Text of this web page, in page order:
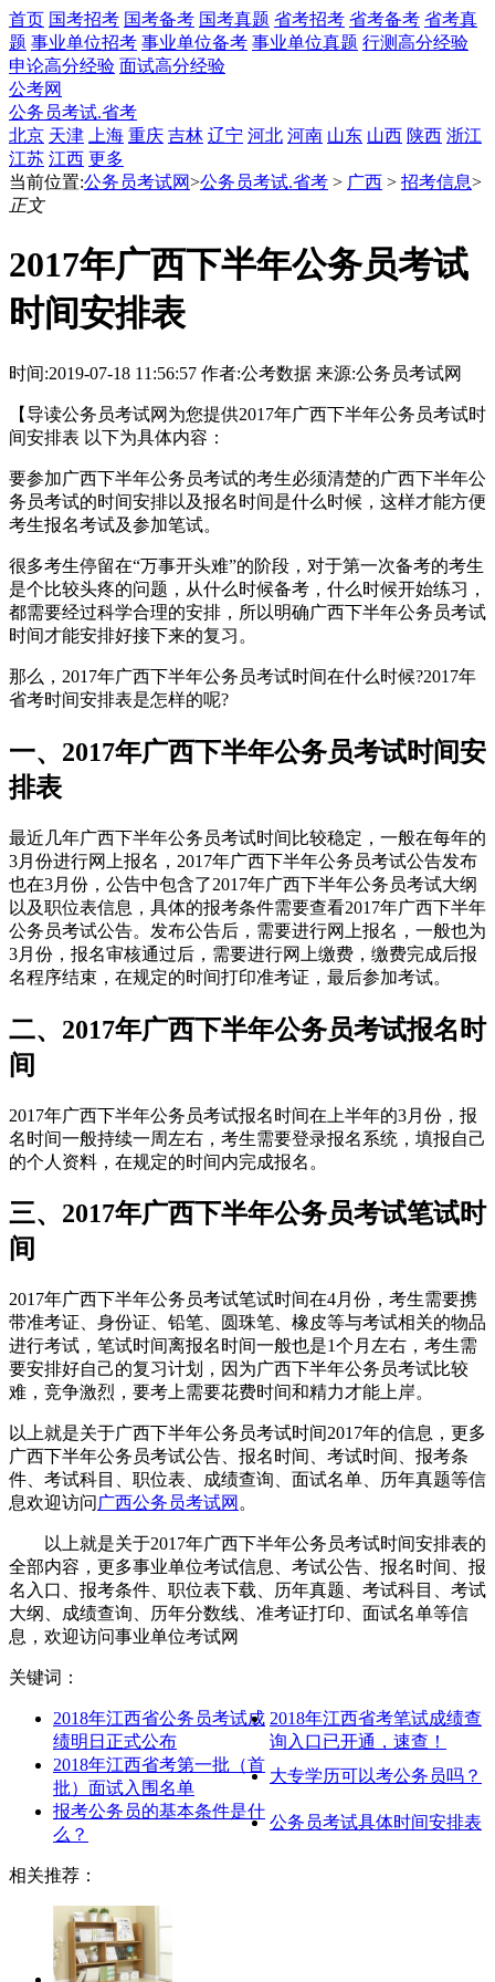
首页 国考招考 国考备考 国考真题 省考招考 省考备考 省考真
题 事业单位招考 事业单位备考 事业单位真题 行测高分经验
申论高分经验 面试高分经验
公考网
公务员考试.省考
北京 天津 上海 重庆 吉林 辽宁 河北 河南 山东 山西 陕西 浙江
江苏 江西 更多
当前位置:公务员考试网>公务员考试.省考 > 广西 > 招考信息>
正文
2017年广西下半年公务员考试
时间安排表
时间:2019-07-18 11:56:57 作者:公考数据 来源:公务员考试网
【导读公务员考试网为您提供2017年广西下半年公务员考试时
间安排表 以下为具体内容：
要参加广西下半年公务员考试的考生必须清楚的广西下半年公
务员考试的时间安排以及报名时间是什么时候，这样才能方便
考生报名考试及参加笔试。
很多考生停留在“万事开头难”的阶段，对于第一次备考的考生
是个比较头疼的问题，从什么时候备考，什么时候开始练习，
都需要经过科学合理的安排，所以明确广西下半年公务员考试
时间才能安排好接下来的复习。
那么，2017年广西下半年公务员考试时间在什么时候?2017年
省考时间安排表是怎样的呢?
一、2017年广西下半年公务员考试时间安
排表
最近几年广西下半年公务员考试时间比较稳定，一般在每年的
3月份进行网上报名，2017年广西下半年公务员考试公告发布
也在3月份，公告中包含了2017年广西下半年公务员考试大纲
以及职位表信息，具体的报考条件需要查看2017年广西下半年
公务员考试公告。发布公告后，需要进行网上报名，一般也为
3月份，报名审核通过后，需要进行网上缴费，缴费完成后报
名程序结束，在规定的时间打印准考证，最后参加考试。
二、2017年广西下半年公务员考试报名时
间
2017年广西下半年公务员考试报名时间在上半年的3月份，报
名时间一般持续一周左右，考生需要登录报名系统，填报自己
的个人资料，在规定的时间内完成报名。
三、2017年广西下半年公务员考试笔试时
间
2017年广西下半年公务员考试笔试时间在4月份，考生需要携
带准考证、身份证、铅笔、圆珠笔、橡皮等与考试相关的物品
进行考试，笔试时间离报名时间一般也是1个月左右，考生需
要安排好自己的复习计划，因为广西下半年公务员考试比较
难，竞争激烈，要考上需要花费时间和精力才能上岸。
以上就是关于广西下半年公务员考试时间2017年的信息，更多
广西下半年公务员考试公告、报名时间、考试时间、报考条
件、考试科目、职位表、成绩查询、面试名单、历年真题等信
息欢迎访问 广西公务员考试网 。
以上就是关于2017年广西下半年公务员考试时间安排表的
全部内容，更多事业单位考试信息、考试公告、报名时间、报
名入口、报考条件、职位表下载、历年真题、考试科目、考试
大纲、成绩查询、历年分数线、准考证打印、面试名单等信
息，欢迎访问事业单位考试网
关键词：
2018年江西省公务员考试成
绩明日正式公布
2018年江西省考笔试成绩查
询入口已开通，速查！
2018年江西省考第一批（首
批）面试入围名单
大专学历可以考公务员吗？
报考公务员的基本条件是什
么？
公务员考试具体时间安排表
相关推荐：